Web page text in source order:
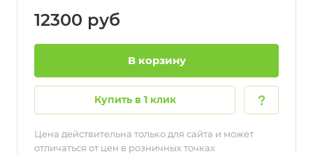
12300 руб
В корзину
Купить в 1 клик
Цена действительна только для сайта и может
отличаться от цен в розничных точках